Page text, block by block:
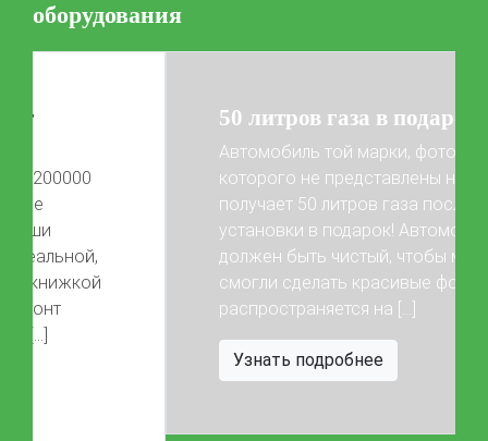
Техобслуживание ГБО
Замена датчика давления
Замена баллона
Регистрация ГБО в ГИБДД
Штрафы в 2026 году
Документы для регистрации
Свидетельство на ГБО
оборудования
50 литров газа в подарок!
Автомобиль той марки, фото
которого не представлены на сайте,
получает 50 литров газа после
установки в подарок! Автомобиль
должен быть чистый, чтобы мы
смогли сделать красивые фото) Акция
распространяется на […]
Узнать подробнее
Previous Next